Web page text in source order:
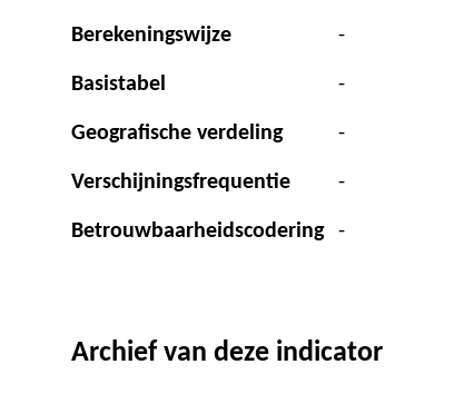
Berekeningswijze -
Basistabel -
Geografische verdeling -
Verschijningsfrequentie -
Betrouwbaarheidscodering -
Archief van deze indicator